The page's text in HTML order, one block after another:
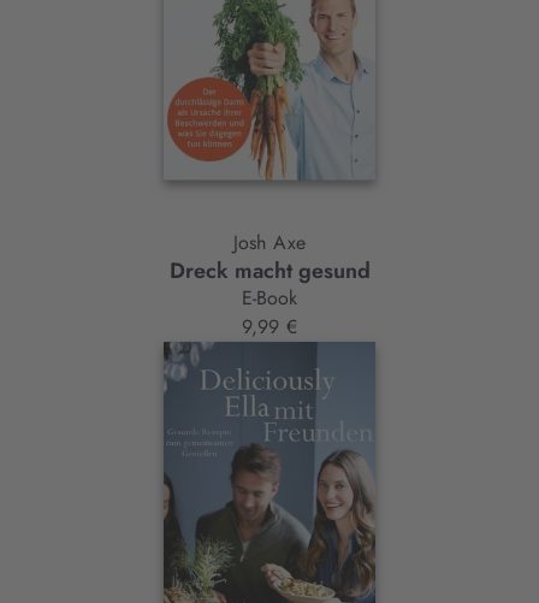
Josh Axe
Dreck macht gesund
E-Book
9,99 €